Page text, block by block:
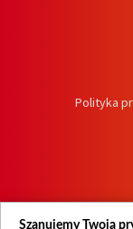
Polityka
Szanujemy Twoją